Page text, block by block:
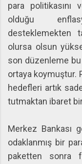
para politikasını
olduğu
desteklemekten
olursa olsun
son düzenleme
ortaya koymuştur.
hedefleri artık
tutmaktan ibaret
Merkez Bankası
odaklanmış bir
paketten sonra